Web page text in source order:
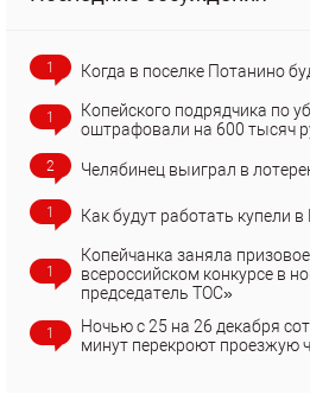
1 Когда в поселке Потанино
1
Копейского подрядчика по
оштрафовали на 600 тысяч
2 Челябинец выиграл в
1 Как будут работать купели
1
Копейчанка заняла
всероссийском конкурсе в
председатель ТОС»
1
Ночью с 25 на 26 декабря
минут перекроют проезжую